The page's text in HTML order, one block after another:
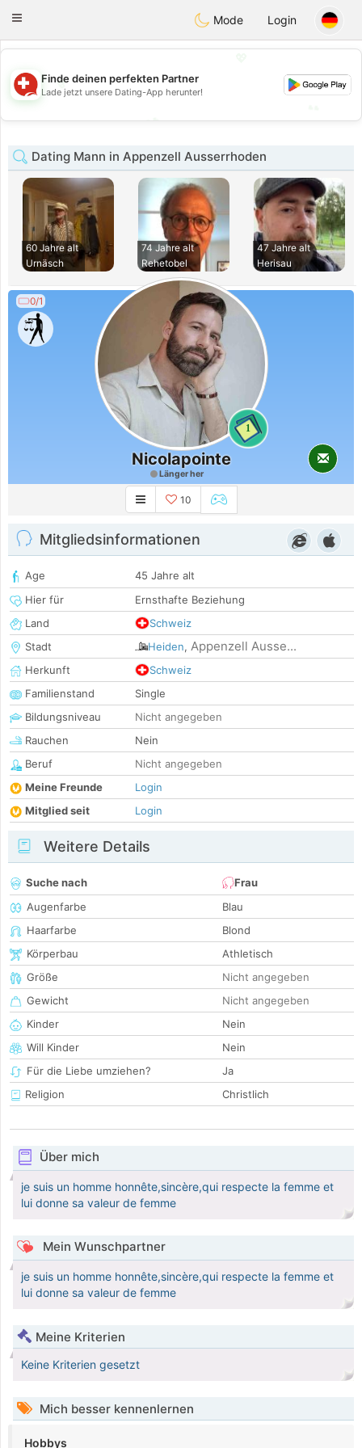
Suissi
Toggle
Mode Login
💖
💕
Finde deinen perfekten Partner
Lade jetzt unsere Dating-App herunter!
Dating Mann in Appenzell Ausserrhoden
60 Jahre alt
Urnäsch
74 Jahre alt
Rehetobel
47 Jahre alt
Herisau
0/1
1
Nicolapointe
Länger her
10
Mitgliedsinformationen
Age
45 Jahre alt
Hier für
Ernsthafte Beziehung
Land
Schweiz
Stadt
Heiden, Appenzell Ausse...
Herkunft
Schweiz
Familienstand
Single
Bildungsniveau
Nicht angegeben
Rauchen
Nein
Beruf
Nicht angegeben
Meine Freunde
Login
Mitglied seit
Login
Weitere Details
Suche nach
Frau
Augenfarbe
Blau
Haarfarbe
Blond
Körperbau
Athletisch
Größe
Nicht angegeben
Gewicht
Nicht angegeben
Kinder
Nein
Will Kinder
Nein
Für die Liebe umziehen?
Ja
Religion
Christlich
Über mich
je suis un homme honnête,sincère,qui respecte la femme et
lui donne sa valeur de femme
Mein Wunschpartner
je suis un homme honnête,sincère,qui respecte la femme et
lui donne sa valeur de femme
Meine Kriterien
Keine Kriterien gesetzt
Mich besser kennenlernen
Hobbys